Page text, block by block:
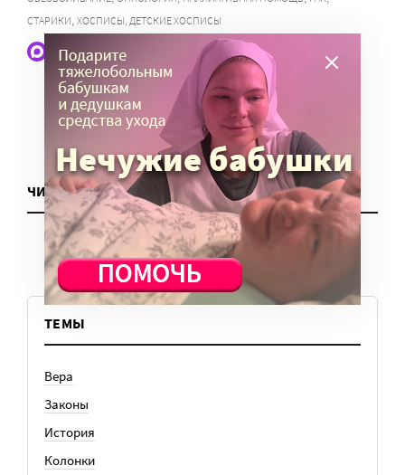
СТАРИКИ, ХОСПИСЫ, ДЕТСКИЕ ХОСПИСЫ
Наши статьи и новости в Max. Подпишитесь
ЧИТАТЬ ЕЩЕ
ТЕМЫ
Вера
Законы
История
Колонки